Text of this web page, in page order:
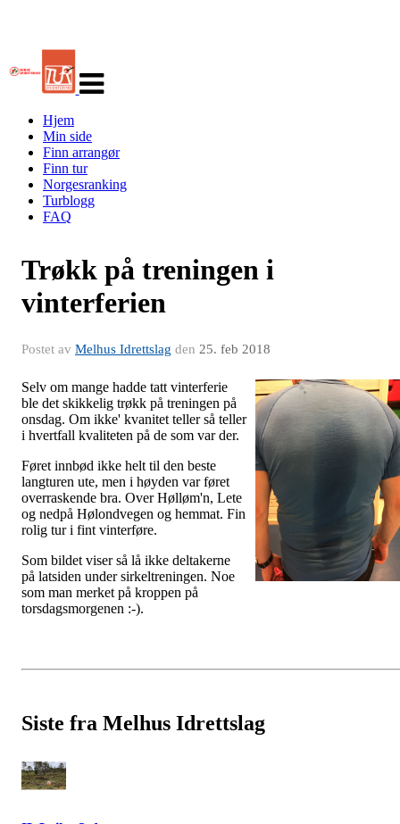
navigasjon
Hjem
Min side
Finn arrangør
Finn tur
Norgesranking
Turblogg
FAQ
Trøkk på treningen i
vinterferien
Postet av Melhus Idrettslag den 25. feb 2018
Selv om mange hadde tatt vinterferie
ble det skikkelig trøkk på treningen på
onsdag. Om ikke' kvanitet teller så teller
i hvertfall kvaliteten på de som var der.
Føret innbød ikke helt til den beste
langturen ute, men i høyden var føret
overraskende bra. Over Hølløm'n, Lete
og nedpå Hølondvegen og hemmat. Fin
rolig tur i fint vinterføre.
Som bildet viser så lå ikke deltakerne
på latsiden under sirkeltreningen. Noe
som man merket på kroppen på
torsdagsmorgenen :-).
Siste fra Melhus Idrettslag